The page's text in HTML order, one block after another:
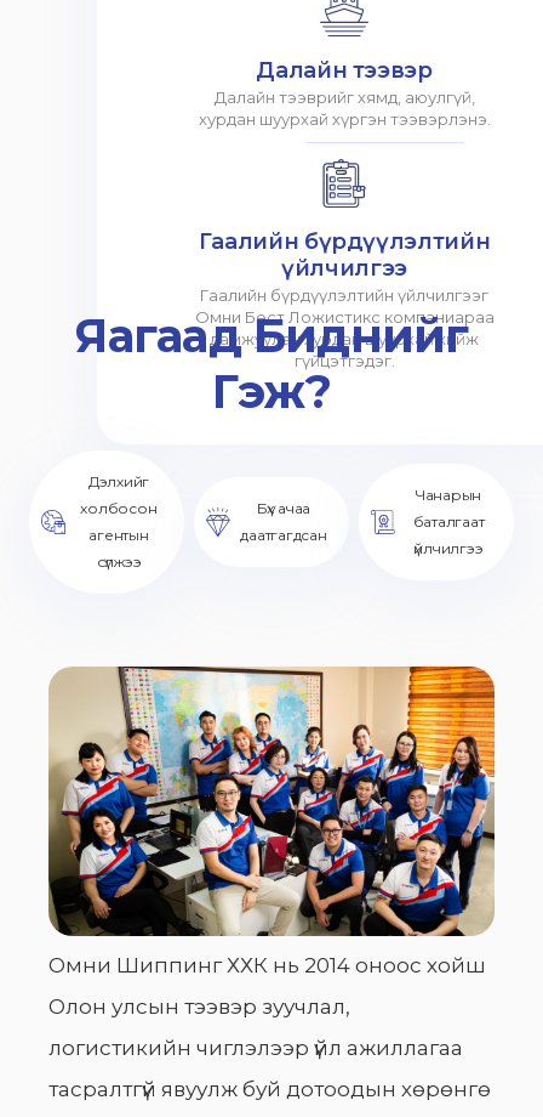
Далайн тээвэр
Далайн тээврийг хямд, аюулгүй,
хурдан шуурхай хүргэн тээвэрлэнэ.
Гаалийн бүрдүүлэлтийн
үйлчилгээ
Гаалийн бүрдүүлэлтийн үйлчилгээг
Омни Бест Ложистикс компаниараа
дамжуулан хурдан шуурхай хийж
гүйцэтгэдэг.
Яагаад Биднийг
Гэж?
Дэлхийг
холбосон
агентын
сүлжээ
Бүх ачаа
даатгагдсан
Чанарын
баталгаат
үйлчилгээ
Омни Шиппинг ХХК нь 2014 оноос хойш
Олон улсын тээвэр зуучлал,
логистикийн чиглэлээр үйл ажиллагаа
тасралтгүй явуулж буй дотоодын хөрөнгө